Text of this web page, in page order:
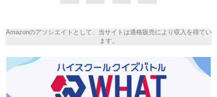
Amazonのアソシエイトとして、当サイトは適格販売により収入を得てい
ます。